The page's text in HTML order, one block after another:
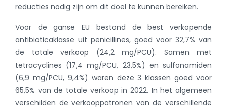
reducties nodig zijn om dit doel te kunnen bereiken.
Voor de ganse EU bestond de best verkopende
antibioticaklasse uit penicillines, goed voor 32,7% van
de totale verkoop (24,2 mg/PCU). Samen met
tetracyclines (17,4 mg/PCU, 23,5%) en sulfonamiden
(6,9 mg/PCU, 9,4%) waren deze 3 klassen goed voor
65,5% van de totale verkoop in 2022. In het algemeen
verschilden de verkooppatronen van de verschillende